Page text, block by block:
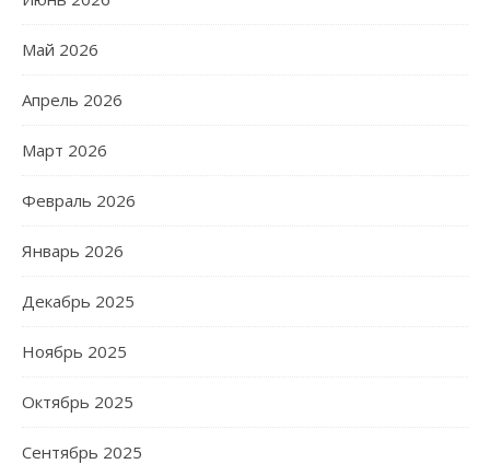
Май 2026
Апрель 2026
Март 2026
Февраль 2026
Январь 2026
Декабрь 2025
Ноябрь 2025
Октябрь 2025
Сентябрь 2025